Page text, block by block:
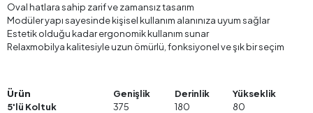
Oval hatlara sahip zarif ve zamansız tasarım
Modüler yapı sayesinde kişisel kullanım alanınıza uyum sağlar
Estetik olduğu kadar ergonomik kullanım sunar
Relaxmobilya kalitesiyle uzun ömürlü, fonksiyonel ve şık bir seçim
Ürün Genişlik Derinlik
Yükseklik
5'lü Koltuk
375 180
80